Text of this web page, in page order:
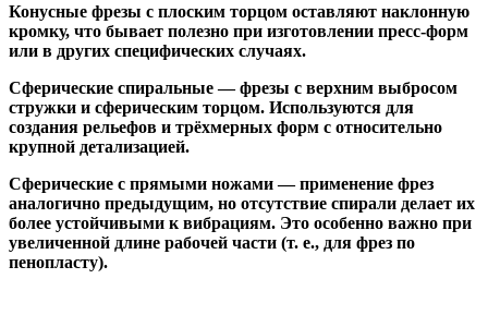
Конусные фрезы с плоским торцом оставляют наклонную
кромку, что бывает полезно при изготовлении пресс-форм
или в других специфических случаях.
Сферические спиральные— фрезы с верхним выбросом
стружки и сферическим торцом. Используются для
создания рельефов и трёхмерных форм с относительно
крупной детализацией.
Сферические с прямыми ножами— применение фрез
аналогично предыдущим, но отсутствие спирали делает их
более устойчивыми к вибрациям. Это особенно важно при
увеличенной длине рабочей части (т. е., для фрез по
пенопласту).